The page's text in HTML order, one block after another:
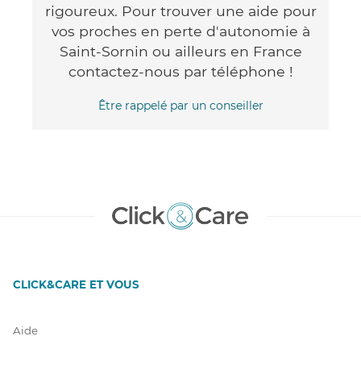
rigoureux. Pour trouver une aide pour
vos proches en perte d'autonomie à
Saint-Sornin ou ailleurs en France
contactez-nous par téléphone !
Être rappelé par un conseiller
CLICK&CARE ET VOUS
Aide